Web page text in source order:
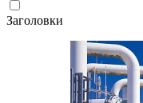
Заголовки